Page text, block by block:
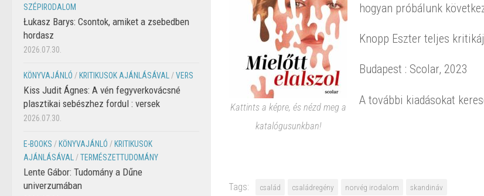
Kattints a képre, és nézd meg a
katalógusunkban!
hogyan próbálunk
Knopp Eszter teljes
Budapest : Scolar, 2023
A további kiadásokat
Tags: család családregény norvég irodalom skandináv
SZÉPIRODALOM
Łukasz Barys: Csontok, amiket a zsebedben
hordasz
2026.07.30.
KÖNYVAJÁNLÓ / KRITIKUSOK AJÁNLÁSÁVAL /VERS
Kiss Judit Ágnes: A vén fegyverkovácsné
plasztikai sebészhez fordul : versek
2026.07.30.
E-BOOKS / KÖNYVAJÁNLÓ / KRITIKUSOK
AJÁNLÁSÁVAL
/TERMÉSZETTUDOMÁNY
Lente Gábor: Tudomány a Dűne
univerzumában